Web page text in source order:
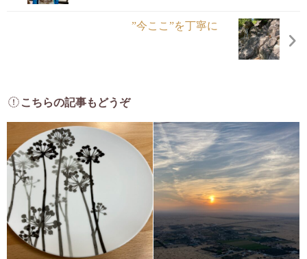
”今ここ”を丁寧に
こちらの記事もどうぞ